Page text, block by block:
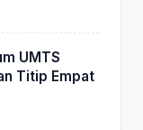
UMTS
Titip Empat